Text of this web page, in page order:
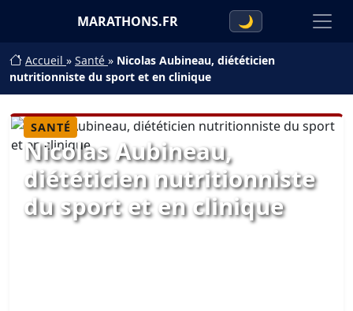
MARATHONS.FR 🌙
Accueil » Santé » Nicolas Aubineau, diététicien
nutritionniste du sport et en clinique
SANTÉ
Nicolas Aubineau,
diététicien nutritionniste
du sport et en clinique